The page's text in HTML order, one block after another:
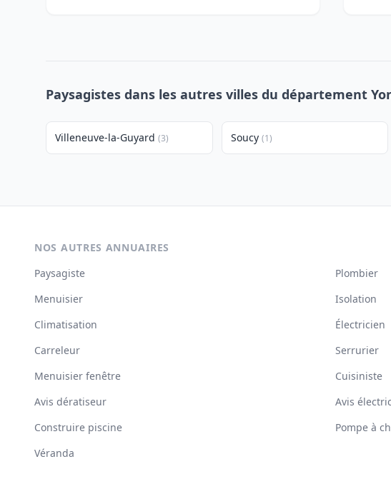
Paysagistes dans les autres villes du département
Villeneuve-la-Guyard (3) Soucy (1)
NOS AUTRES ANNUAIRES
Paysagiste
Plombier
Menuisier
Isolation
Climatisation
Électricien
Carreleur
Serrurier
Menuisier fenêtre
Cuisiniste
Avis dératiseur
Avis
Construire piscine
Pompe à
Véranda